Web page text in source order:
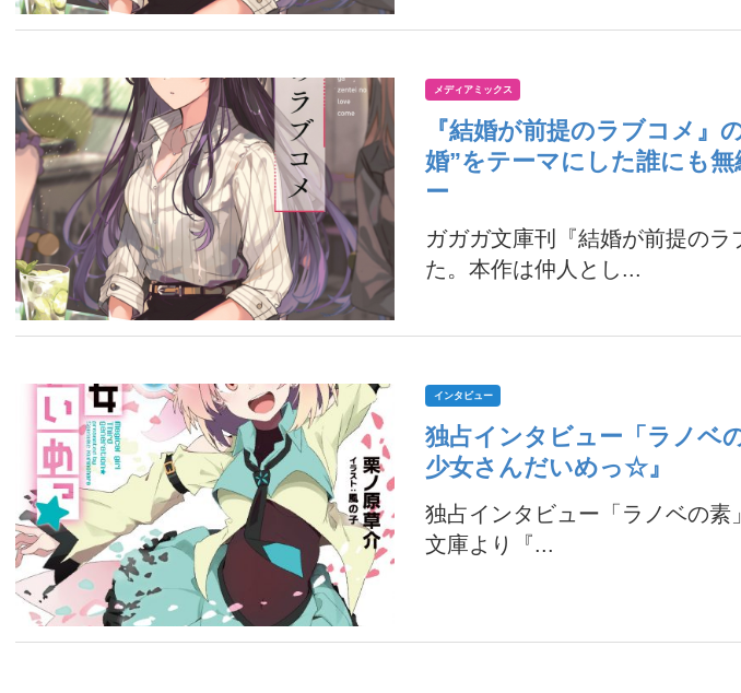
メディアミックス
『結婚が前提のラブコメ
婚”をテーマにした誰にも
ー
ガガガ文庫刊『結婚が前提の
た。本作は仲人とし...
インタビュー
独占インタビュー「ラノベ
少女さんだいめっ☆』
独占インタビュー「ラノベの
文庫より『...